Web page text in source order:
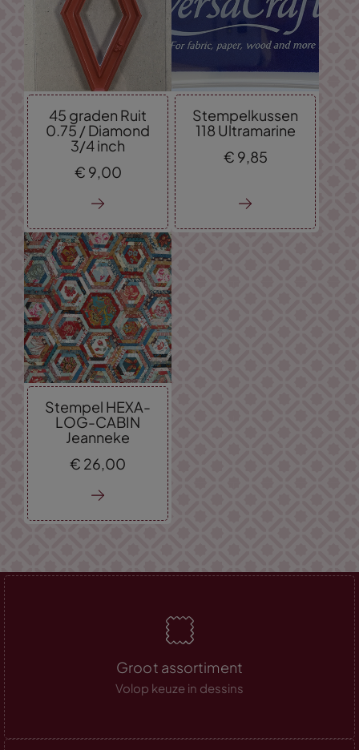
45 graden Ruit
0.75 / Diamond
3/4 inch
€ 9,00
Stempelkussen
118 Ultramarine
€ 9,85
Stempel HEXA-
LOG-CABIN
Jeanneke
€ 26,00
Groot assortiment
Volop keuze in dessins